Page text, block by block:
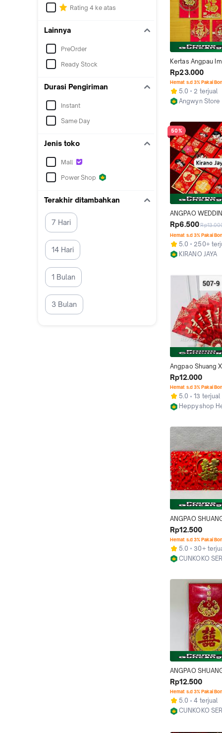
Rating 4 ke atas
Lainnya
PreOrder
Ready Stock
Durasi Pengiriman
Instant
Same Day
Jenis toko
Mall
Power Shop
Terakhir ditambahkan
7 Hari
14 Hari
1 Bulan
3 Bulan
Kertas Angpau
Amplop Merah /
Wedding
Angpao Merah Fu
Rp23.000
Hemat s.d 3% Pakai
5.0
2 terjual
Angwyn Store
50%
ANGPAO
CHINESE -
Shuang Xi
Angpao Xuangxi
Rp6.500
Hemat s.d 3% Pakai
5.0
250+
KIRANO JAYA
Angpao Shuang
Cube, Angpao
Rp12.000
Hemat s.d 3% Pakai
5.0
13 terjual
Heppyshop
ANGPAO
ANGPAO
) / 1 PACK ISI 1
Rp12.500
Hemat s.d 3% Pakai
5.0
30+
CUNKOKO
ANGPAO
ANGPAO
) / 1 PACK ISI 6
Rp12.500
Hemat s.d 3% Pakai
5.0
4 terjual
CUNKOKO